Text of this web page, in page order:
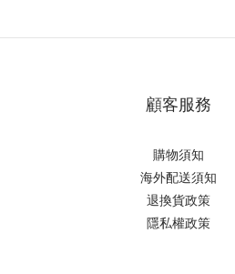
顧客服務
購物須知
海外配送須知
退換貨政策
隱私權政策